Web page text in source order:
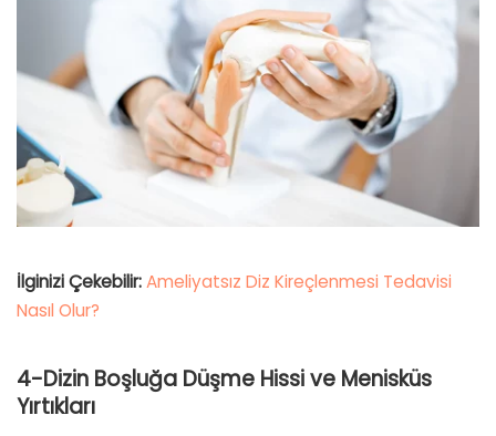
İlginizi Çekebilir:Ameliyatsız Diz Kireçlenmesi Tedavisi
Nasıl Olur?
4-Dizin Boşluğa Düşme Hissi ve Menisküs
Yırtıkları